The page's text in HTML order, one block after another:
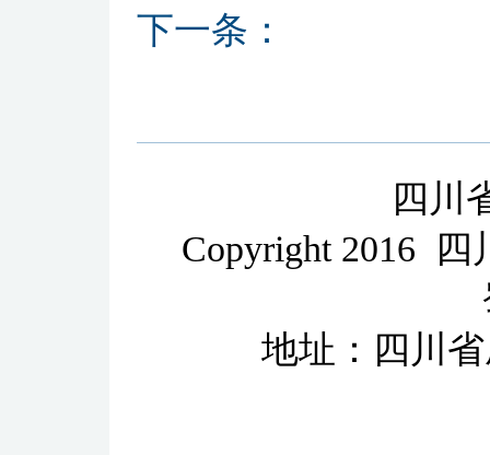
下一条：
四川
Copyright 2016 四
地址：四川省